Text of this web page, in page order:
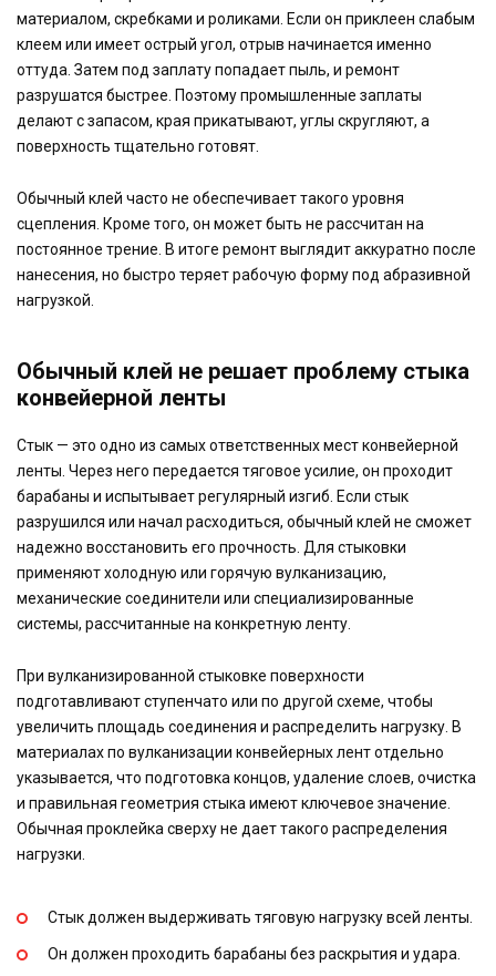
материалом, скребками и роликами. Если он приклеен слабым
клеем или имеет острый угол, отрыв начинается именно
оттуда. Затем под заплату попадает пыль, и ремонт
разрушатся быстрее. Поэтому промышленные заплаты
делают с запасом, края прикатывают, углы скругляют, а
поверхность тщательно готовят.
Обычный клей часто не обеспечивает такого уровня
сцепления. Кроме того, он может быть не рассчитан на
постоянное трение. В итоге ремонт выглядит аккуратно после
нанесения, но быстро теряет рабочую форму под абразивной
нагрузкой.
Обычный клей не решает проблему стыка
конвейерной ленты
Стык — это одно из самых ответственных мест конвейерной
ленты. Через него передается тяговое усилие, он проходит
барабаны и испытывает регулярный изгиб. Если стык
разрушился или начал расходиться, обычный клей не сможет
надежно восстановить его прочность. Для стыковки
применяют холодную или горячую вулканизацию,
механические соединители или специализированные
системы, рассчитанные на конкретную ленту.
При вулканизированной стыковке поверхности
подготавливают ступенчато или по другой схеме, чтобы
увеличить площадь соединения и распределить нагрузку. В
материалах по вулканизации конвейерных лент отдельно
указывается, что подготовка концов, удаление слоев, очистка
и правильная геометрия стыка имеют ключевое значение.
Обычная проклейка сверху не дает такого распределения
нагрузки.
Стык должен выдерживать тяговую нагрузку всей ленты.
Он должен проходить барабаны без раскрытия и удара.